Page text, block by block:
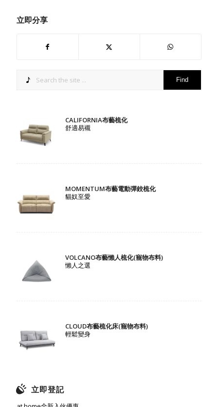
立即分享
CALIFORNIA布藝梳化
舒適易襯
MOMENTUM布藝電動彈鉸梳化
貓奴至愛
VOLCANO布藝懶人梳化(寵物布料)
懶人之選
CLOUD布藝梳化床(寵物布料)
輕鬆變身
立即登記